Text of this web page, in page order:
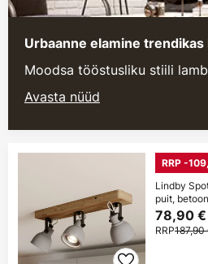
Urbaanne elamine
Moodsa tööstusliku stiili
Avasta nüüd
RRP -
Lindby
puit,
78,90 €
RRP187,90